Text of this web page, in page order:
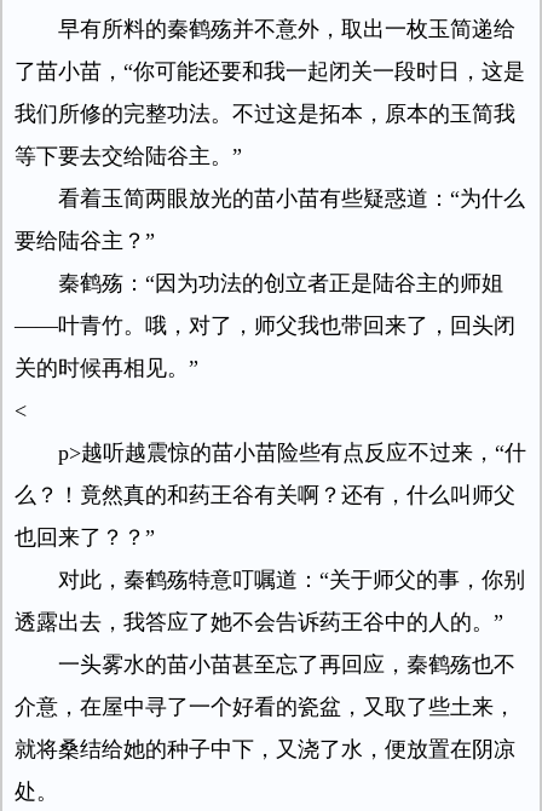
早有所料的秦鹤殇并不意外，取出一枚玉简递给
了苗小苗，“你可能还要和我一起闭关一段时日，这是
我们所修的完整功法。不过这是拓本，原本的玉简我
等下要去交给陆谷主。”
看着玉简两眼放光的苗小苗有些疑惑道：“为什么
要给陆谷主？”
秦鹤殇：“因为功法的创立者正是陆谷主的师姐
——叶青竹。哦，对了，师父我也带回来了，回头闭
关的时候再相见。”
<
p>越听越震惊的苗小苗险些有点反应不过来，“什
么？！竟然真的和药王谷有关啊？还有，什么叫师父
也回来了？？”
对此，秦鹤殇特意叮嘱道：“关于师父的事，你别
透露出去，我答应了她不会告诉药王谷中的人的。”
一头雾水的苗小苗甚至忘了再回应，秦鹤殇也不
介意，在屋中寻了一个好看的瓷盆，又取了些土来，
就将桑结给她的种子中下，又浇了水，便放置在阴凉
处。